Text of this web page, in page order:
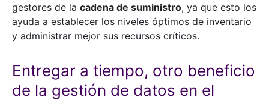
gestores de la cadena de suministro, ya que esto los
ayuda a establecer los niveles óptimos de inventario
y administrar mejor sus recursos críticos.
Entregar a tiempo, otro beneficio
de la gestión de datos en el